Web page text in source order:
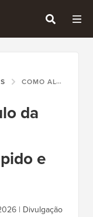
COMO ALTERAR O TÍTULO DA PÁGINA DA LOJA WOOCOMMERCE (RÁPIDO E FÁCIL)
da
e
| Divulgação